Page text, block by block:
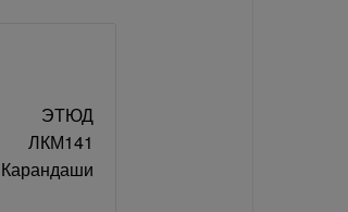
ЭТЮД
ЛКМ141
Карандаши